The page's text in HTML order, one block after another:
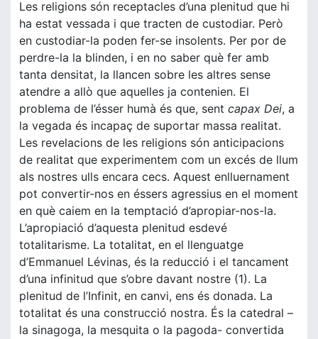
Les religions són receptacles d’una plenitud que hi
ha estat vessada i que tracten de custodiar. Però
en custodiar-la poden fer-se insolents. Per por de
perdre-la la blinden, i en no saber què fer amb
tanta densitat, la llancen sobre les altres sense
atendre a allò que aquelles ja contenien. El
problema de l’ésser humà és que, sent capax Dei, a
la vegada és incapaç de suportar massa realitat.
Les revelacions de les religions són anticipacions
de realitat que experimentem com un excés de llum
als nostres ulls encara cecs. Aquest enlluernament
pot convertir-nos en éssers agressius en el moment
en què caiem en la temptació d’apropiar-nos-la.
L’apropiació d’aquesta plenitud esdevé
totalitarisme. La totalitat, en el llenguatge
d’Emmanuel Lévinas, és la reducció i el tancament
d’una infinitud que s’obre davant nostre (1). La
plenitud de l’Infinit, en canvi, ens és donada. La
totalitat és una construcció nostra. És la catedral –
la sinagoga, la mesquita o la pagoda- convertida